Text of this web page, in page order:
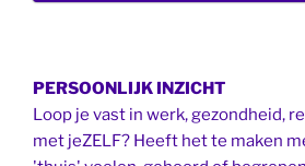
PERSOONLIJK INZICHT
Loop je vast in werk, gezondheid,
met jeZELF? Heeft het te maken